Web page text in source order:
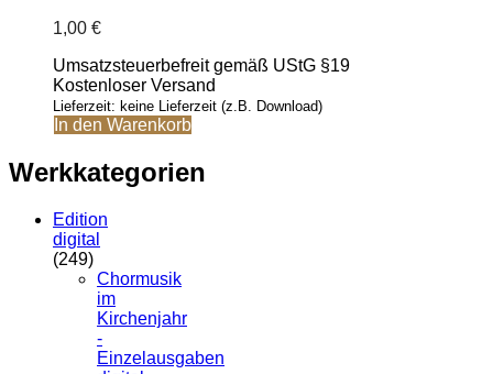
1,00 €
Umsatzsteuerbefreit gemäß UStG §19
Kostenloser Versand
Lieferzeit: keine Lieferzeit (z.B. Download)
In den Warenkorb
Werkkategorien
Edition
digital
(249)
Chormusik
im
Kirchenjahr
-
Einzelausgaben